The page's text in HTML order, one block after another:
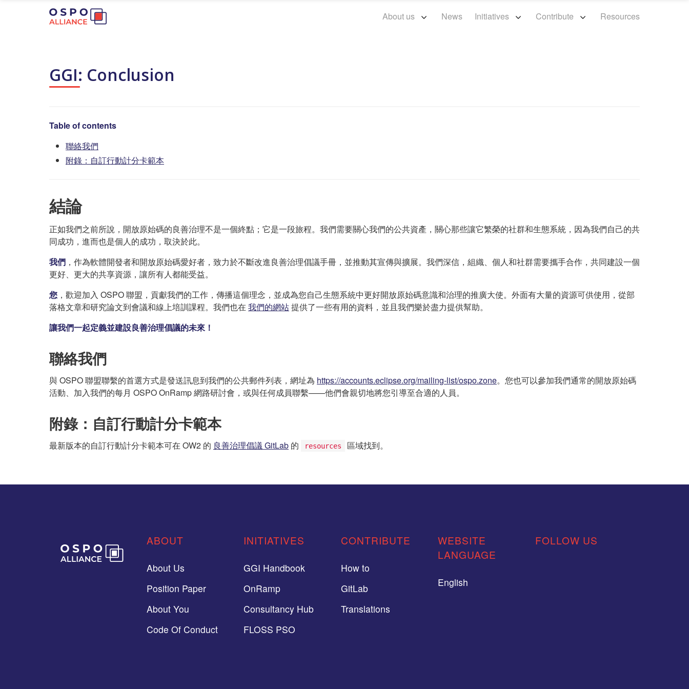
About us News Initiatives Contribute Resources
GGI: Conclusion
Table of contents
聯絡我們
附錄：自訂行動計分卡範本
結論
正如我們之前所說，開放原始碼的良善治理不是一個終點；它是一段旅程。我們需要關心我們的公共資產，關心那些讓它繁榮的社群和生態系統，因為我們自己的共
同成功，進而也是個人的成功，取決於此。
我們 ，作為軟體開發者和開放原始碼愛好者，致力於不斷改進良善治理倡議手冊，並推動其宣傳與擴展。我們深信，組織、個人和社群需要攜手合作，共同建設一個
更好、更大的共享資源，讓所有人都能受益。
您 ，歡迎加入 OSPO 聯盟，貢獻我們的工作，傳播這個理念，並成為您自己生態系統中更好開放原始碼意識和治理的推廣大使。外面有大量的資源可供使用，從部
落格文章和研究論文到會議和線上培訓課程。我們也在 我們的網站提供了一些有用的資料，並且我們樂於盡力提供幫助。
讓我們一起定義並建設良善治理倡議的未來！
聯絡我們
與 OSPO 聯盟聯繫的首選方式是發送訊息到我們的公共郵件列表，網址為 https://accounts.eclipse.org/mailing-list/ospo.zone。您也可以參加我們通常的開放原始碼
活動、加入我們的每月 OSPO OnRamp 網路研討會，或與任何成員聯繫——他們會親切地將您引導至合適的人員。
附錄：自訂行動計分卡範本
最新版本的自訂行動計分卡範本可在 OW2 的 良善治理倡議 GitLab 的 resources 區域找到。
ABOUT
About Us
Position Paper
About You
Code Of Conduct
INITIATIVES
GGI Handbook
OnRamp
Consultancy Hub
FLOSS PSO
CONTRIBUTE
How to
GitLab
Translations
WEBSITE
LANGUAGE
English
FOLLOW US